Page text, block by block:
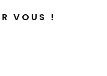
VOUS !